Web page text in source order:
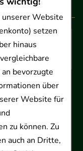
unserer Website
setzen
hinaus
bevorzugte
über
Website für
zu können. Zu
auch an Dritte,